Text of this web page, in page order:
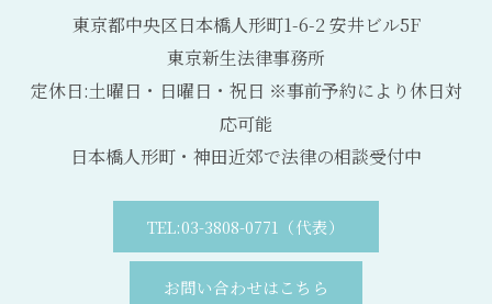
東京都中央区日本橋人形町1-6-2 安井ビル5F
東京新生法律事務所
定休日:土曜日・日曜日・祝日 ※事前予約により休日対
応可能
日本橋人形町・神田近郊で法律の相談受付中
TEL:03-3808-0771（代表）
お問い合わせはこちら